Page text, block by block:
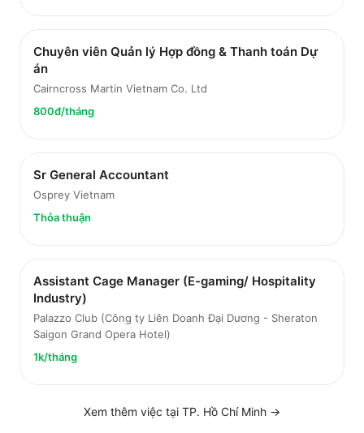
Chuyên viên Quản lý Hợp đồng & Thanh toán Dự
án
Cairncross Martin Vietnam Co. Ltd
800đ/tháng
Sr General Accountant
Osprey Vietnam
Thỏa thuận
Assistant Cage Manager (E-gaming/ Hospitality
Industry)
Palazzo Club (Công ty Liên Doanh Đại Dương - Sheraton
Saigon Grand Opera Hotel)
1k/tháng
Xem thêm việc tại TP. Hồ Chí Minh →